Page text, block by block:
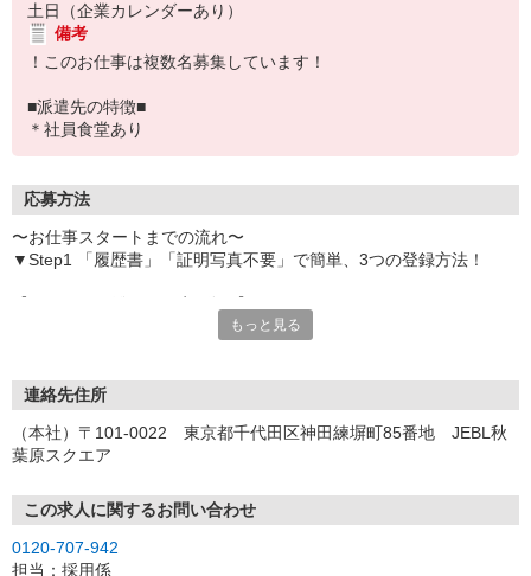
土日（企業カレンダーあり）
備考
！このお仕事は複数名募集しています！
■派遣先の特徴■
＊社員食堂あり
応募方法
〜お仕事スタートまでの流れ〜
▼Step1 「履歴書」「証明写真不要」で簡単、3つの登録方法！
いつでも好きな時間に登録OK
受付時間/平日9:00〜19:00
【来場登録（目安1時間30分）】
▼Step2 全国にあるお仕事の中から、あなたにピッタリのお仕事を
ご案内
もっと見る
連絡先住所
（本社）〒101-0022 東京都千代田区神田練塀町85番地 JEBL秋
葉原スクエア
この求人に関するお問い合わせ
0120-707-942
担当：採用係